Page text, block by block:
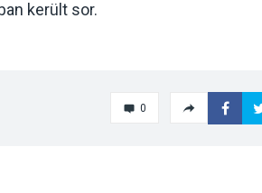
került sor.
0